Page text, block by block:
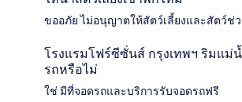
ขออภัย ไม่อนุญาตให้สัตว์เลี้ยงและสัตว์ช่ว
โรงแรมโฟร์ซีซั่นส์ กรุงเทพฯ ริมแม่
รถหรือไม่
ใช่ มีที่จอดรถและบริการรับจอดรถฟรี